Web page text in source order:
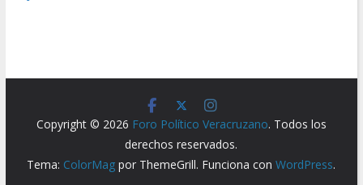
Copyright © 2026 Foro Político Veracruzano. Todos los
derechos reservados.
Tema: ColorMag por ThemeGrill. Funciona conWordPress.